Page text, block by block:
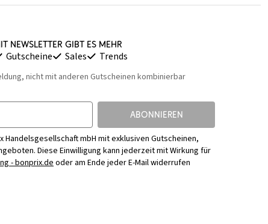
Newsletter gibt es mehr
Gutscheine Sales Trends
nicht mit anderen Gutscheinen kombinierbar
ABONNIEREN
mbH mit exklusiven Gutscheinen,
Diese Einwilligung kann jederzeit mit Wirkung für
- bonprix.deoder am Ende jeder E-Mail widerrufen